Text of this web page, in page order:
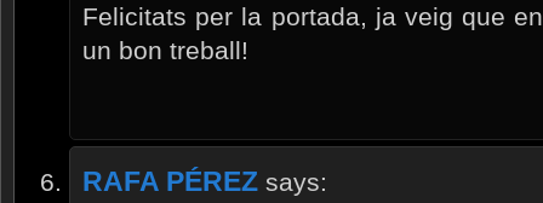
Felicitats per la portada, ja veig que
un bon treball!
RAFA PÉREZ says: